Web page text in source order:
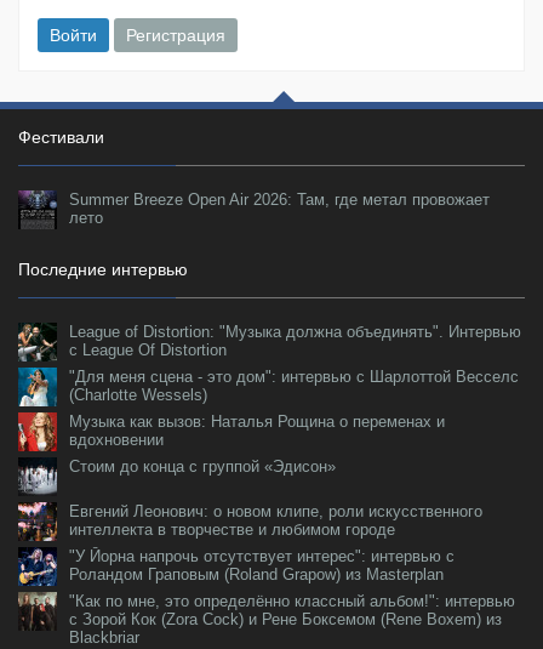
Войти Регистрация
Фестивали
Summer Breeze Open Air 2026: Там, где метал провожает
лето
Последние интервью
League of Distortion: "Музыка должна объединять". Интервью
с League Of Distortion
"Для меня сцена - это дом": интервью с Шарлоттой Весселс
(Charlotte Wessels)
Музыка как вызов: Наталья Рощина о переменах и
вдохновении
Стоим до конца с группой «Эдисон»
Евгений Леонович: о новом клипе, роли искусственного
интеллекта в творчестве и любимом городе
"У Йорна напрочь отсутствует интерес": интервью с
Роландом Граповым (Roland Grapow) из Masterplan
"Как по мне, это определённо классный альбом!": интервью
с Зорой Кок (Zora Cock) и Рене Боксемом (Rene Boxem) из
Blackbriar